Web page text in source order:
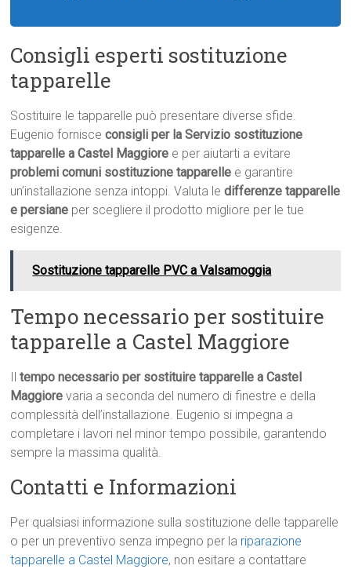
Consigli esperti sostituzione
tapparelle
Sostituire le tapparelle può presentare diverse sfide.
Eugenio fornisceconsigli per la Servizio sostituzione
tapparelle a Castel Maggiore e per aiutarti a evitare
problemi comuni sostituzione tapparelle e garantire
un’installazione senza intoppi. Valuta ledifferenze tapparelle
e persiane per scegliere il prodotto migliore per le tue
esigenze.
Sostituzione tapparelle PVC a Valsamoggia
Tempo necessario per sostituire
tapparelle a Castel Maggiore
Iltempo necessario per sostituire tapparelle a Castel
Maggiore varia a seconda del numero di finestre e della
complessità dell’installazione. Eugenio si impegna a
completare i lavori nel minor tempo possibile, garantendo
sempre la massima qualità.
Contatti e Informazioni
Per qualsiasi informazione sulla sostituzione delle tapparelle
o per un preventivo senza impegno per la riparazione
tapparelle a Castel Maggiore, non esitare a contattare